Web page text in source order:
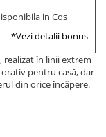
in Cos
*Vezi detalii bonus
realizat în linii extrem
pentru casă, dar
din orice încăpere.